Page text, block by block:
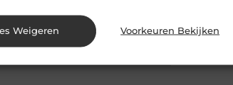
Weigeren Voorkeuren Bekijken